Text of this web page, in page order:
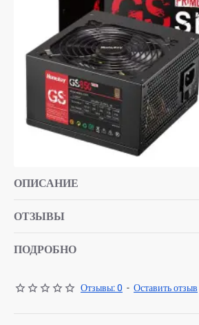
ОПИСАНИЕ
ОТЗЫВЫ
ПОДРОБНО
Отзывы: 0 - Оставить отзыв